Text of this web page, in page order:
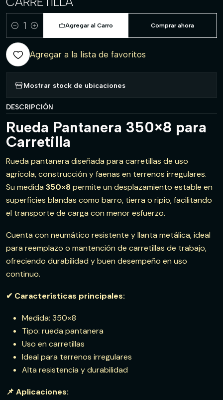
Cantidad
Agregar al Carro Comprar ahora
Agregar a la lista de favoritos
Mostrar stock de ubicaciones
DESCRIPCIÓN
Rueda Pantanera 350×8 para
Carretilla
Rueda pantanera diseñada para carretillas de uso
agrícola, construcción y faenas en terrenos irregulares.
Su medida 350×8permite un desplazamiento estable en
superficies blandas como barro, tierra o ripio, facilitando
el transporte de carga con menor esfuerzo.
Cuenta con neumático resistente y llanta metálica, ideal
para reemplazo o mantención de carretillas de trabajo,
ofreciendo durabilidad y buen desempeño en uso
continuo.
✔ Características principales:
Medida: 350×8
Tipo: rueda pantanera
Uso en carretillas
Ideal para terrenos irregulares
Alta resistencia y durabilidad
📌 Aplicaciones: